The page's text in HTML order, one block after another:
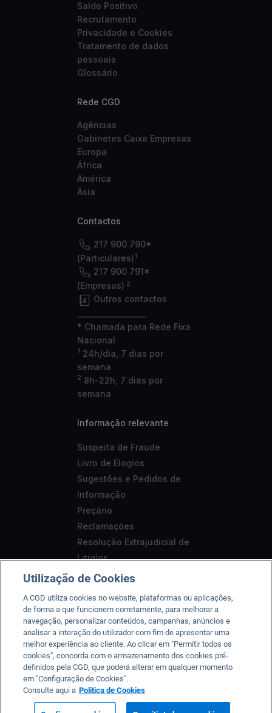
Saldo Positivo
Recrutamento
Privacidade e Cookies
Tratamento de dados
pessoais
Glossário
Rede CGD
Agências
Gabinetes Caixa Empresas
Europa
África
América
Ásia
Contactos
217 900 790*
(Particulares)1
217 900 791*
(Empresas) 2
Outros contactos
* Chamada para Rede Fixa
Nacional
1 24h/dia, 7 dias por
semana
2 8h-22h, 7 dias por
semana
Informação relevante
Suspeita de Fraude
Livro de Elogios
Sugestões e Pedidos de
Informação
Preçário
Reclamações
Resolução Extrajudicial de
Litígios
Segurança
Acessibilidade
A CGD está registada junto do Banco de Portugal sob o n.º
35, da CMVM sob o n.º 125 e da ASF sob o nº 419501357.
2026 © Caixa Geral de Depósitos, SA. Todos os direitos
reservados.
Condições de utilização
Utilização de Cookies
A CGD utiliza cookies no website, plataformas ou aplicações,
de forma a que funcionem corretamente, para melhorar a
navegação, personalizar conteúdos, campanhas, anúncios e
analisar a interação do utilizador com fim de apresentar uma
melhor experiência ao cliente. Ao clicar em "Permitir todos os
cookies", concorda com o armazenamento dos cookies pré-
definidos pela CGD, que poderá alterar em qualquer momento
em "Configuração de Cookies".
Consulte aqui a Politica de Cookies